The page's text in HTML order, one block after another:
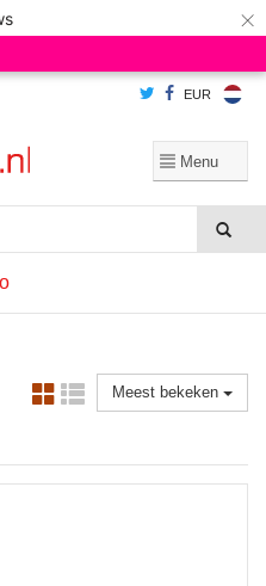
×
EUR
Meest bekeken
verbeteren. Is dat akkoord?
Ja